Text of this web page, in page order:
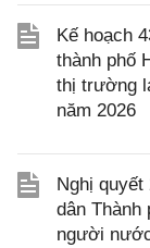
Kế hoạch
thành phố
thị trường
năm 2026
Nghị quyết
dân Thành
người